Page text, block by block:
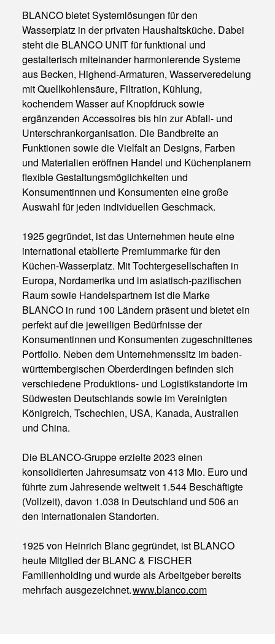
BLANCO bietet Systemlösungen für den
Wasserplatz in der privaten Haushaltsküche. Dabei
steht die BLANCO UNIT für funktional und
gestalterisch miteinander harmonierende Systeme
aus Becken, Highend-Armaturen, Wasserveredelung
mit Quellkohlensäure, Filtration, Kühlung,
kochendem Wasser auf Knopfdruck sowie
ergänzenden Accessoires bis hin zur Abfall- und
Unterschrankorganisation. Die Bandbreite an
Funktionen sowie die Vielfalt an Designs, Farben
und Materialien eröffnen Handel und Küchenplanern
flexible Gestaltungsmöglichkeiten und
Konsumentinnen und Konsumenten eine große
Auswahl für jeden individuellen Geschmack.
1925 gegründet, ist das Unternehmen heute eine
international etablierte Premiummarke für den
Küchen-Wasserplatz. Mit Tochtergesellschaften in
Europa, Nordamerika und im asiatisch-pazifischen
Raum sowie Handelspartnern ist die Marke
BLANCO in rund 100 Ländern präsent und bietet ein
perfekt auf die jeweiligen Bedürfnisse der
Konsumentinnen und Konsumenten zugeschnittenes
Portfolio. Neben dem Unternehmenssitz im baden-
württembergischen Oberderdingen befinden sich
verschiedene Produktions- und Logistikstandorte im
Südwesten Deutschlands sowie im Vereinigten
Königreich, Tschechien, USA, Kanada, Australien
und China.
Die BLANCO-Gruppe erzielte 2023 einen
konsolidierten Jahresumsatz von 413 Mio. Euro und
führte zum Jahresende weltweit 1.544 Beschäftigte
(Vollzeit), davon 1.038 in Deutschland und 506 an
den internationalen Standorten.
1925 von Heinrich Blanc gegründet, ist BLANCO
heute Mitglied der BLANC & FISCHER
Familienholding und wurde als Arbeitgeber bereits
mehrfach ausgezeichnet.www.blanco.com